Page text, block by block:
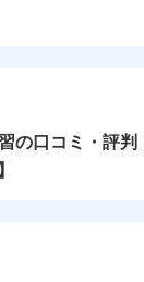
の口コミ・評